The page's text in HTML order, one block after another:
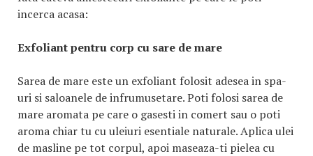
incerca acasa:
Exfoliant pentru corp cu sare de mare
Sarea de mare este un exfoliant folosit adesea in spa-
uri si saloanele de infrumusetare. Poti folosi sarea de
mare aromata pe care o gasesti in comert sau o poti
aroma chiar tu cu uleiuri esentiale naturale. Aplica ulei
de masline pe tot corpul, apoi maseaza-ti pielea cu